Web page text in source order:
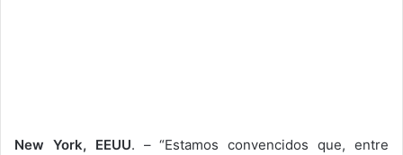
New York, EEUU. – “Estamos convencidos que, entre